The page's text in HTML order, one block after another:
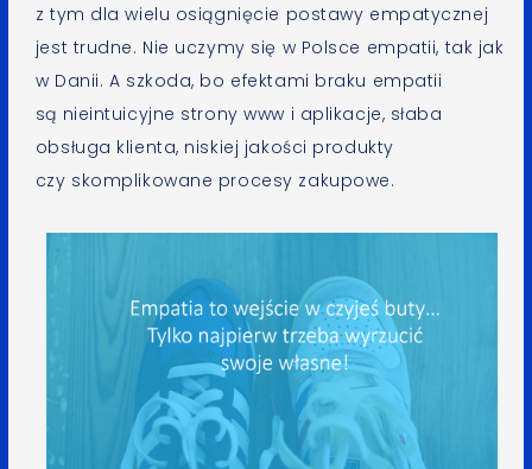
z tym dla wielu osiągnięcie postawy empatycznej
jest trudne. Nie uczymy się w Polsce empatii, tak jak
w Danii. A szkoda, bo efektami braku empatii
są nieintuicyjne strony www i aplikacje, słaba
obsługa klienta, niskiej jakości produkty
czy skomplikowane procesy zakupowe.